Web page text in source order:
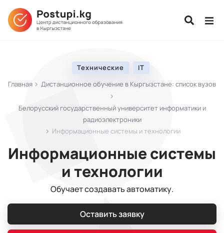
Технические
IT
Главная
Дистанционное обучение в Кыргызстане: список вузов
Белорусский государственный университет информатики и
радиоэлектроники
Информационные системы и технологии
Информационные системы
и технологии
Обучает создавать автоматику.
Оставить заявку